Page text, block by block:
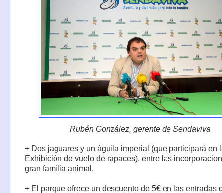
Rubén González, gerente de Sendaviva
+ Dos jaguares y un águila imperial (que participará en
Exhibición de vuelo de rapaces), entre las
gran familia animal.
+ El parque ofrece un descuento de 5€ en las entradas